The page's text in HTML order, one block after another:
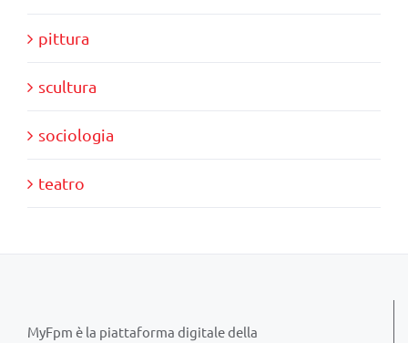
pittura
scultura
sociologia
teatro
MyFpm è la piattaforma digitale della